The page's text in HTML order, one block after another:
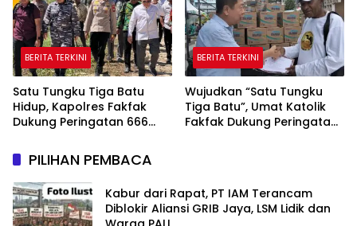
BERITA TERKINI
Satu Tungku Tiga Batu
Hidup, Kapolres Fakfak
Dukung Peringatan 666
Papua
BERITA TERKINI
Wujudkan “Satu Tungku
Tiga Batu”, Umat Katolik
Fakfak Dukung Peringatan
PILIHAN PEMBACA
Kabur dari Rapat, PT IAM Terancam
Diblokir Aliansi GRIB Jaya, LSM Lidik dan